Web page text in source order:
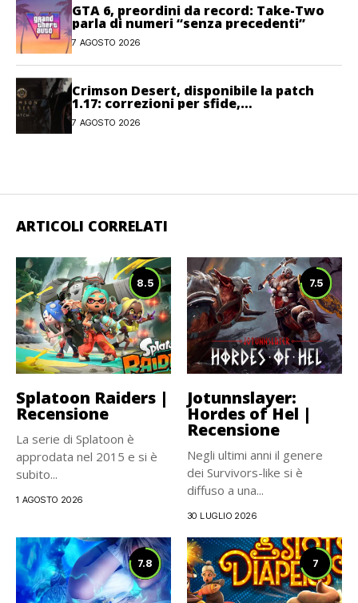
GTA 6, preordini da record: Take-Two
parla di numeri “senza precedenti”
7 AGOSTO 2026
Crimson Desert, disponibile la patch
1.17: correzioni per sfide,
combattimento e interfaccia
7 AGOSTO 2026
ARTICOLI CORRELATI
8.5
Splatoon Raiders |
Recensione
La serie di Splatoon è
approdata nel 2015 e si è
subito...
1 AGOSTO 2026
7.5
Jotunnslayer:
Hordes of Hel |
Recensione
Negli ultimi anni il genere
dei Survivors-like si è
diffuso a una...
30 LUGLIO 2026
7.8 7